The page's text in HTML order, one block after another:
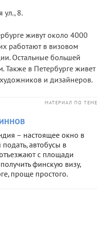
ул., 8.
живут около 4000
работают в визовом
Остальные большей
Также в Петербурге живет
и дизайнеров.
МАТЕРИАЛ ПО ТЕМЕ
– настоящее окно в
автобусы в
с площади
финскую визу,
проще простого.